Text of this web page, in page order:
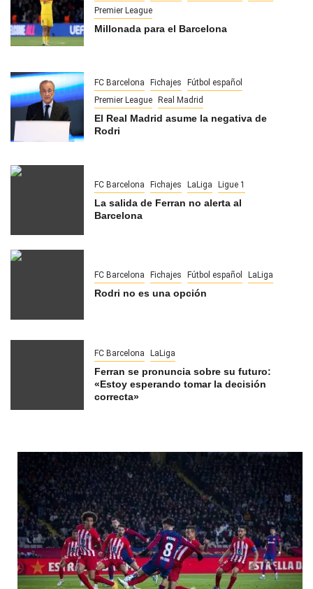
Premier League
Millonada para el Barcelona
FC Barcelona Fichajes
Fútbol español
Premier League
Real Madrid
El Real Madrid asume la negativa de
Rodri
FC Barcelona Fichajes LaLiga Ligue 1
La salida de Ferran no alerta al
Barcelona
FC Barcelona Fichajes Fútbol español LaLiga
Rodri no es una opción
FC Barcelona LaLiga
Ferran se pronuncia sobre su futuro:
«Estoy esperando tomar la decisión
correcta»